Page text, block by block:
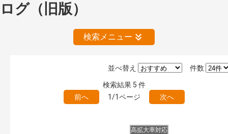
ログ（旧版）
検索メニュー
絞り込みの解除
旧版（WEBカタログ）
件数
並べ替え
検索結果 5 件
前へ
1/1ページ 次へ
高拡大率対応